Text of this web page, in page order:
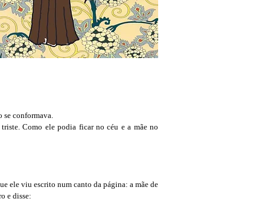
se conformava.
Como ele podia ficar no céu e a mãe no
ele viu escrito num canto da página: a mãe de
e disse: